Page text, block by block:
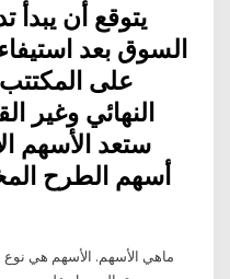
يتوقع أن
السوق بعد
على المكتتب
النهائي وغير
ستعد الأسهم
أسهم الطرح
ماهي الأسهم. الأسهم هي